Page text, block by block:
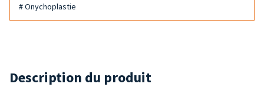
# Onychoplastie
Description du produit